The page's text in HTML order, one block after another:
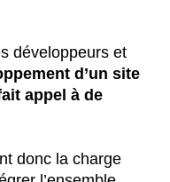
développeurs et
d’un site
appel à de
donc la charge